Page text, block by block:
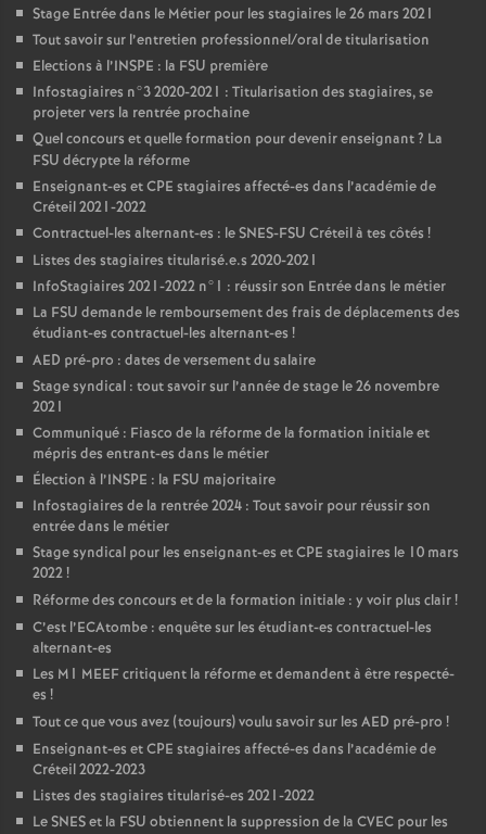
Stage Entrée dans le Métier pour les stagiaires le 26 mars 2021
Tout savoir sur l’entretien professionnel/oral de titularisation
Elections à l’INSPE : la FSU première
Infostagiaires n°3 2020-2021 : Titularisation des stagiaires, se
projeter vers la rentrée prochaine
Quel concours et quelle formation pour devenir enseignant? La
FSU décrypte la réforme
Enseignant-es etCPE stagiaires affecté-es dans l’académie de
Créteil 2021-2022
Contractuel-les alternant-es : leSNES-FSU Créteil à tes côtés !
Listes des stagiaires titularisé.e.s 2020-2021
InfoStagiaires 2021-2022 n°1 : réussir son Entrée dans le métier
La FSU demande le remboursement des frais de déplacements des
étudiant-es contractuel-les alternant-es !
AED pré-pro : dates de versement du salaire
Stage syndical : tout savoir sur l’année de stage le 26 novembre
2021
Communiqué : Fiasco de la réforme de la formation initiale et
mépris des entrant-es dans le métier
Élection à l’INSPE : la FSU majoritaire
Infostagiaires de la rentrée 2024 : Tout savoir pour réussir son
entrée dans le métier
Stage syndical pour les enseignant-es etCPE stagiaires le 10 mars
2022!
Réforme des concours et de la formation initiale : y voir plus clair!
C’est l’ECAtombe : enquête sur les étudiant-es contractuel-les
alternant-es
Les M1 MEEFcritiquent la réforme et demandent à être respecté-
es !
Tout ce que vous avez (toujours) voulu savoir sur les AED pré-pro !
Enseignant-es etCPE stagiaires affecté-es dans l’académie de
Créteil 2022-2023
Listes des stagiaires titularisé-es 2021-2022
LeSNESet la FSU obtiennent la suppression de la CVEC pour les